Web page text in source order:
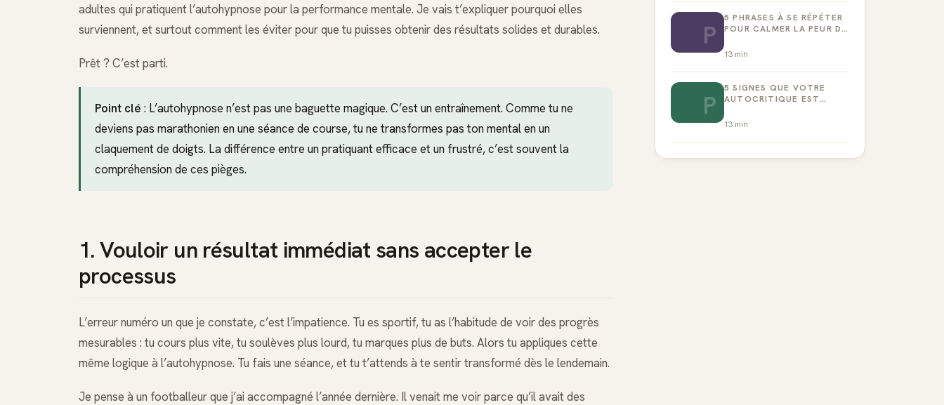
adultes qui pratiquent l’autohypnose pour la performance mentale. Je vais t’expliquer pourquoi elles
surviennent, et surtout comment les éviter pour que tu puisses obtenir des résultats solides et durables.
Prêt ? C’est parti.
Point clé : L’autohypnose n’est pas une baguette magique. C’est un entraînement. Comme tu ne
deviens pas marathonien en une séance de course, tu ne transformes pas ton mental en un
claquement de doigts. La différence entre un pratiquant efficace et un frustré, c’est souvent la
compréhension de ces pièges.
1. Vouloir un résultat immédiat sans accepter le
processus
L’erreur numéro un que je constate, c’est l’impatience. Tu es sportif, tu as l’habitude de voir des progrès
mesurables : tu cours plus vite, tu soulèves plus lourd, tu marques plus de buts. Alors tu appliques cette
même logique à l’autohypnose. Tu fais une séance, et tu t’attends à te sentir transformé dès le lendemain.
Je pense à un footballeur que j’ai accompagné l’année dernière. Il venait me voir parce qu’il avait des
P
5 PHRASES À SE RÉPÉTER
POUR CALMER LA PEUR DE
13 min
P
5 SIGNES QUE VOTRE
AUTOCRITIQUE EST
13 min